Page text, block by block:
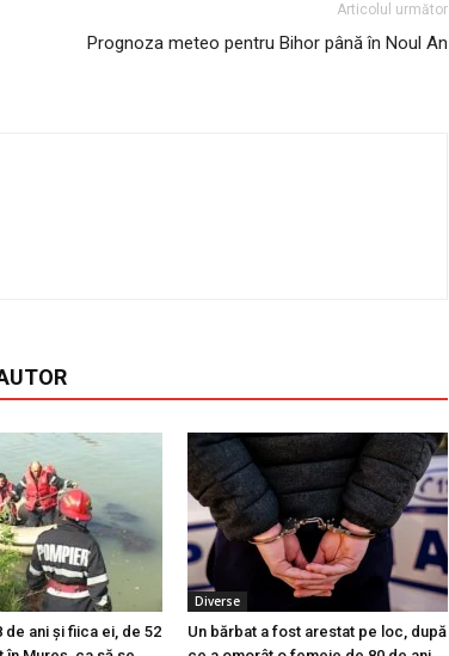
Articolul următor
Prognoza meteo pentru Bihor până în Noul An
de ani și fiica ei, de 52
Diverse
Un bărbat a fost arestat pe loc, după